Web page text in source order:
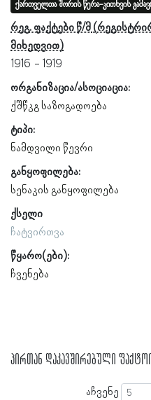
ქართველთა შორის წერა-კითხვის
რეგ. ფაქტები წ/მ
1916
1919
ორგანიზაცია/ასოციაცია:
ქშწკგ საზოგადოება
ტიპი:
ნამდვილი წევრი
განყოფილება:
სენაკის განყოფილება
ქსელი
ჩატვირთვა
წყარო(ები):
ჩვენება
პირთან დაკავშირებული
აჩვენე